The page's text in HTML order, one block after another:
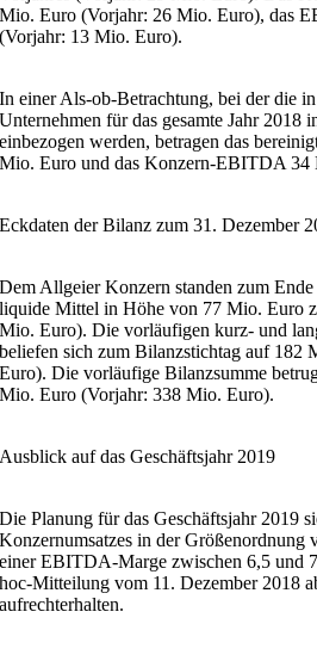
Mio. Euro (Vorjahr: 26 Mio. Euro), das
(Vorjahr: 13 Mio. Euro).
In einer Als-ob-Betrachtung, bei der die
Unternehmen für das gesamte Jahr 2018
einbezogen werden, betragen das
Mio. Euro und das Konzern-EBITDA 34
Eckdaten der Bilanz zum 31. Dezember
Dem Allgeier Konzern standen zum Ende
liquide Mittel in Höhe von 77 Mio. Euro
Mio. Euro). Die vorläufigen kurz- und
beliefen sich zum Bilanzstichtag auf 182
Euro). Die vorläufige Bilanzsumme
Mio. Euro (Vorjahr: 338 Mio. Euro).
Ausblick auf das Geschäftsjahr 2019
Die Planung für das Geschäftsjahr 2019
Konzernumsatzes in der Größenordnung
einer EBITDA-Marge zwischen 6,5 und
hoc-Mitteilung vom 11. Dezember 2018
aufrechterhalten.